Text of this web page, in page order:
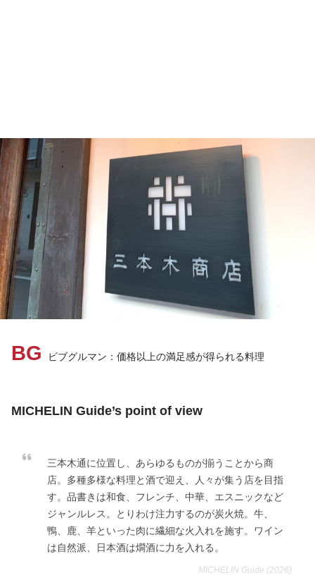
BG ビブグルマン：価格以上の満足感が得られる料理
MICHELIN Guide’s point of view
三本木通に位置し、あらゆるものが揃うことから商
店。多種多様な料理と酒で迎え、人々が集う店を目指
す。品書きは和食、フレンチ、中華、エスニックなど
ジャンルレス。とりわけ注力するのが炭火焼。牛、
鴨、鹿、羊といった肉に繊細な火入れを施す。ワイン
は自然派、日本酒は燗酒に力を入れる。
MICHELIN Guide (2026)